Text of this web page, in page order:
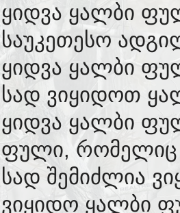
ყიდვა ყალბი
საუკეთესო
ყიდვა ყალბი
სად ვიყიდოთ
ყიდვა ყალბი
ფული, რომელიც
სად შემიძლია
ვიყიდო ყალბი